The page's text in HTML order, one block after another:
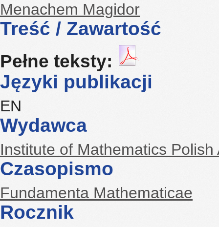
Menachem Magidor
Treść / Zawartość
Pełne teksty:
Języki publikacji
EN
Wydawca
Institute of Mathematics
Czasopismo
Fundamenta Mathematicae
Rocznik